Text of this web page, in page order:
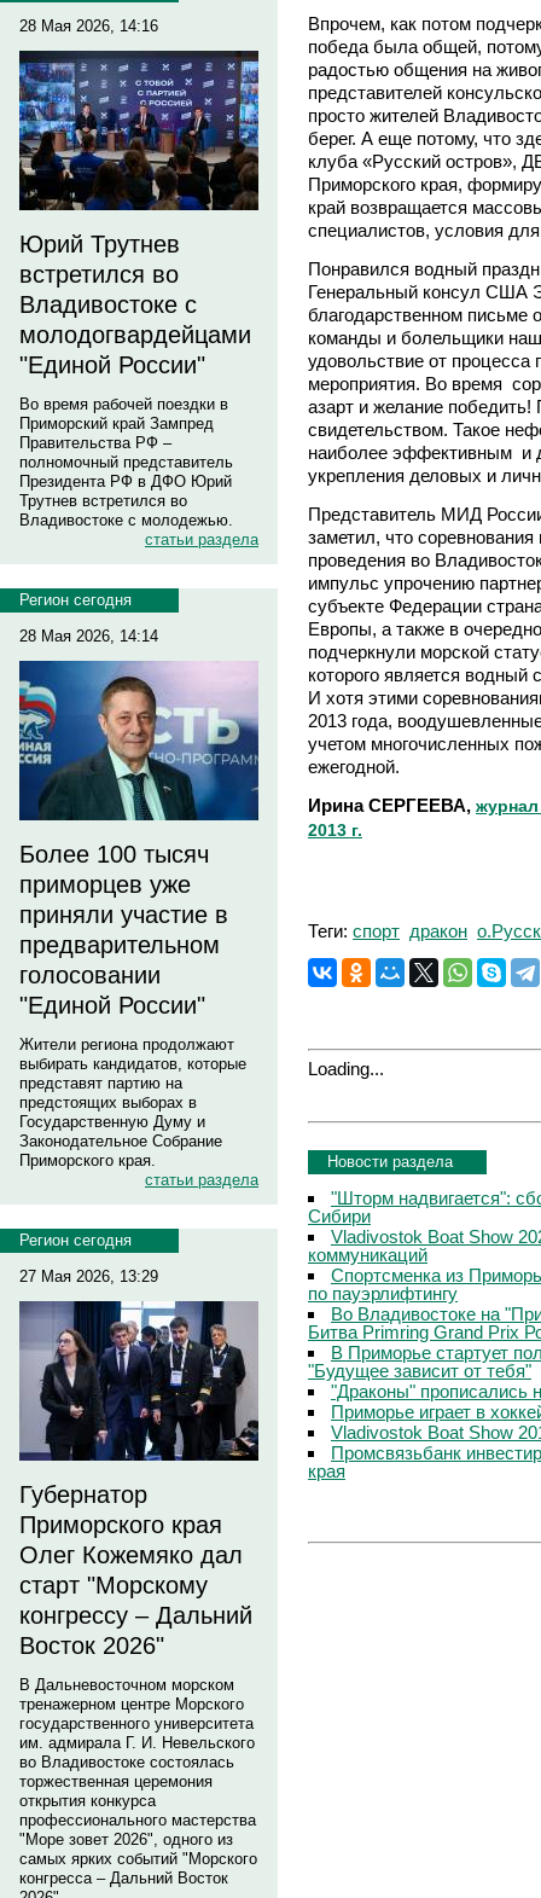
28 Мая 2026, 14:16
Юрий Трутнев
встретился во
Владивостоке с
молодогвардейцами
"Единой России"
Во время рабочей поездки в
Приморский край Зампред
Правительства РФ –
полномочный представитель
Президента РФ в ДФО Юрий
Трутнев встретился во
Владивостоке с молодежью.
статьи раздела
Регион сегодня
28 Мая 2026, 14:14
Более 100 тысяч
приморцев уже
приняли участие в
предварительном
голосовании
"Единой России"
Жители региона продолжают
выбирать кандидатов, которые
представят партию на
предстоящих выборах в
Государственную Думу и
Законодательное Собрание
Приморского края.
статьи раздела
Регион сегодня
27 Мая 2026, 13:29
Губернатор
Приморского края
Олег Кожемяко дал
старт "Морскому
конгрессу – Дальний
Восток 2026"
В Дальневосточном морском
тренажерном центре Морского
государственного университета
им. адмирала Г. И. Невельского
во Владивостоке состоялась
торжественная церемония
открытия конкурса
профессионального мастерства
"Море зовет 2026", одного из
самых ярких событий "Морского
конгресса – Дальний Восток
Впрочем, как потом
победа была общей,
радостью общения на
представителей
просто жителей
берег. А еще потому, что
клуба «Русский остров»,
Приморского края,
край возвращается
специалистов, условия
Понравился водный
Генеральный консул
благодарственном письме
команды и болельщики
удовольствие от процесса
мероприятия. Во время
азарт и желание победить!
свидетельством. Такое
наиболее эффективным и
укрепления деловых и
Представитель МИД
заметил, что
проведения во
импульс упрочению
субъекте Федерации
Европы, а также в
подчеркнули морской
которого является
И хотя этими
2013 года,
учетом многочисленных
ежегодной.
Ирина СЕРГЕЕВА,
2013 г.
Теги: спорт дракон
Loading...
Новости раздела
"Шторм надвигается":
Сибири
Vladivostok Boat Show
коммуникаций
Спортсменка из
по пауэрлифтингу
Во Владивостоке на
Битва Primring Grand Prix
В Приморье стартует
"Будущее зависит от тебя"
"Драконы" прописались
Приморье играет в
Vladivostok Boat Show
Промсвязьбанк
края